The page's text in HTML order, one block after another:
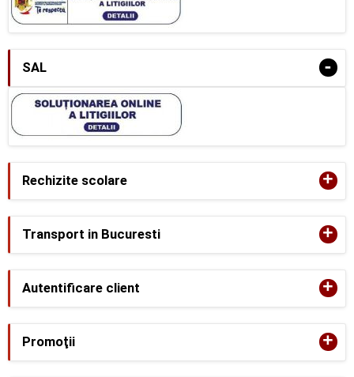
SAL -
Rechizite scolare +
Transport in Bucuresti +
Autentificare client +
Promoţii +